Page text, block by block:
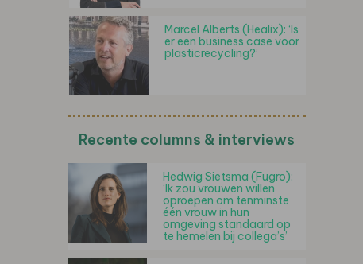
Marcel Alberts (Healix): ‘Is
er een business case voor
plasticrecycling?’
Recente columns & interviews
Hedwig Sietsma (Fugro):
‘Ik zou vrouwen willen
oproepen om tenminste
één vrouw in hun
omgeving standaard op
te hemelen bij collega’s’